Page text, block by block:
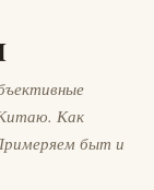
Как
быт и